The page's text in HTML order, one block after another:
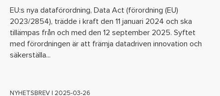
EU:s nya dataförordning, Data Act (förordning (EU)
2023/2854), trädde i kraft den 11 januari 2024 och ska
tillämpas från och med den 12 september 2025. Syftet
med förordningen är att främja datadriven innovation och
säkerställa...
NYHETSBREV | 2025-03-26